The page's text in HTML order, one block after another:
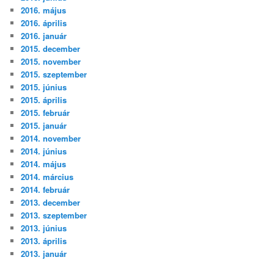
2016. május
2016. április
2016. január
2015. december
2015. november
2015. szeptember
2015. június
2015. április
2015. február
2015. január
2014. november
2014. június
2014. május
2014. március
2014. február
2013. december
2013. szeptember
2013. június
2013. április
2013. január